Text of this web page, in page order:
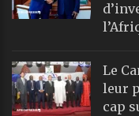
Le
leur
cap